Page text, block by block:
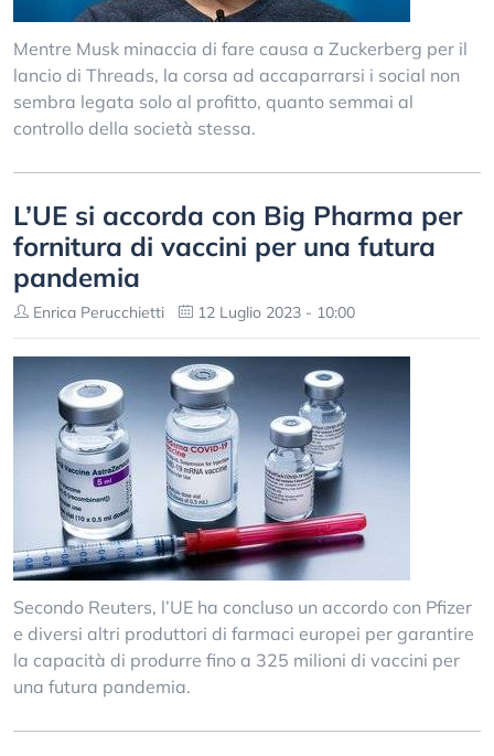
Mentre Musk minaccia di fare causa a Zuckerberg per il
lancio di Threads, la corsa ad accaparrarsi i social non
sembra legata solo al profitto, quanto semmai al
controllo della società stessa.
L’UE si accorda con Big Pharma per
fornitura di vaccini per una futura
pandemia
Enrica Perucchietti 12 Luglio 2023 - 10:00
Secondo Reuters, l’UE ha concluso un accordo con Pfizer
e diversi altri produttori di farmaci europei per garantire
la capacità di produrre fino a 325 milioni di vaccini per
una futura pandemia.